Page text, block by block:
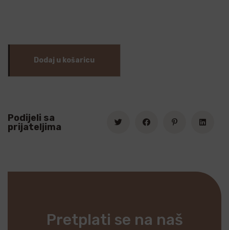
Dodaj u košaricu
Podijeli sa
prijateljima
Pretplati se na naš